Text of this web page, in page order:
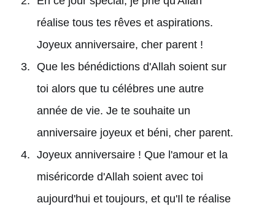
réalise tous tes rêves et aspirations.
Joyeux anniversaire, cher parent !
Que les bénédictions d'Allah soient sur
toi alors que tu célébres une autre
année de vie. Je te souhaite un
anniversaire joyeux et béni, cher parent.
Joyeux anniversaire ! Que l'amour et la
miséricorde d'Allah soient avec toi
aujourd'hui et toujours, et qu'Il te réalise